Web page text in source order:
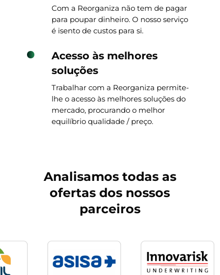
Com a Reorganiza não tem de pagar
para poupar dinheiro. O nosso serviço
é isento de custos para si.
Acesso às melhores
soluções
Trabalhar com a Reorganiza permite-
lhe o acesso às melhores soluções do
mercado, procurando o melhor
equilíbrio qualidade / preço.
Analisamos todas as
ofertas dos nossos
parceiros